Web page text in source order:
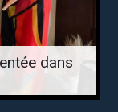
dans